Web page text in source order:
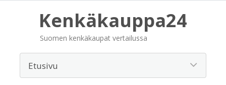
Kenkäkauppa24
Suomen kenkäkaupat vertailussa